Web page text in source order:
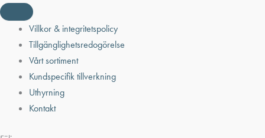
Villkor & integritetspolicy
Tillgänglighetsredogörelse
Vårt sortiment
Kundspecifik tillverkning
Uthyrning
Kontakt